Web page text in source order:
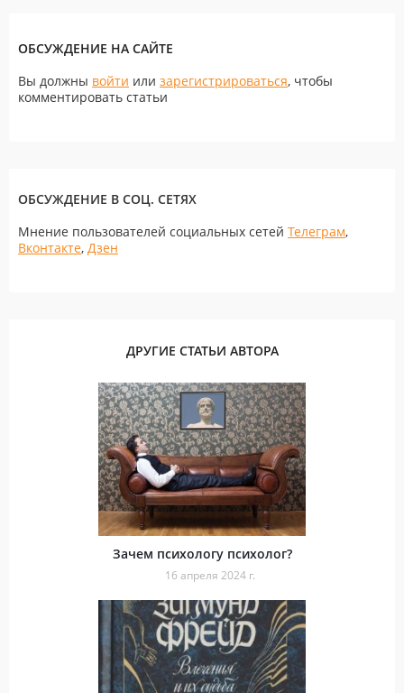
ОБСУЖДЕНИЕ НА САЙТЕ
Вы должны войти или зарегистрироваться, чтобы
комментировать статьи
ОБСУЖДЕНИЕ В СОЦ. СЕТЯХ
Мнение пользователей социальных сетей Телеграм,
Вконтакте, Дзен
ДРУГИЕ СТАТЬИ АВТОРА
Зачем психологу психолог?
16 апреля 2024 г.